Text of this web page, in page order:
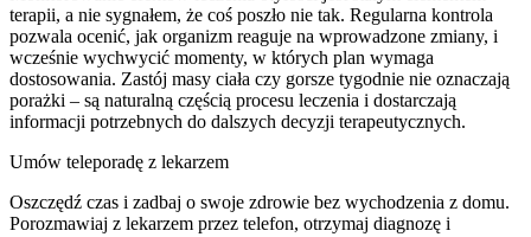
terapii, a nie sygnałem, że coś poszło nie tak. Regularna kontrola
pozwala ocenić, jak organizm reaguje na wprowadzone zmiany, i
wcześnie wychwycić momenty, w których plan wymaga
dostosowania. Zastój masy ciała czy gorsze tygodnie nie oznaczają
porażki – są naturalną częścią procesu leczenia i dostarczają
informacji potrzebnych do dalszych decyzji terapeutycznych.
Umów teleporadę z lekarzem
Oszczędź czas i zadbaj o swoje zdrowie bez wychodzenia z domu.
Porozmawiaj z lekarzem przez telefon, otrzymaj diagnozę i